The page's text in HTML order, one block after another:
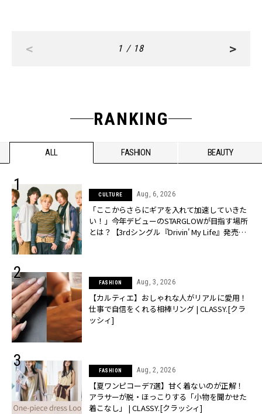
< 1 / 18 >
RANKING
ALL FASHION BEAUTY
CULTURE Aug, 6, 2026
「ここからさらにギアを入れて加速していきた
い！」今年デビューのSTARGLOWが目指す場所
とは？【3rdシングル『Drivin' My Life』発売】 |
FASHION Aug, 3, 2026
【カルティエ】おしゃれな人がリアルに愛用！
仕事で自信をくれる相棒リング | CLASSY.[クラ
ッシィ]
FASHION Aug, 2, 2026
【夏ワンピコーデ7選】甘く着ないのが正解！
アラサーが脱・ほっこりする「小物を聞かせた
着こなし」 | CLASSY.[クラッシィ]